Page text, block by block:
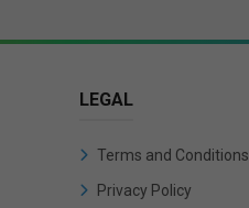
LEGAL
Terms and Conditions
Privacy Policy